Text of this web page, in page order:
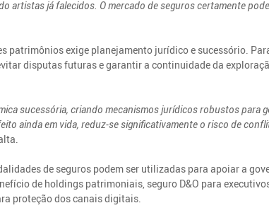
artistas já falecidos. O mercado de seguros certamente
patrimônios exige planejamento jurídico e sucessório.
disputas futuras e garantir a continuidade da
sucessória, criando mecanismos jurídicos robustos para
ainda em vida, reduz-se significativamente o risco de
de seguros podem ser utilizadas para apoiar a
de holdings patrimoniais, seguro D&O para
proteção dos canais digitais.